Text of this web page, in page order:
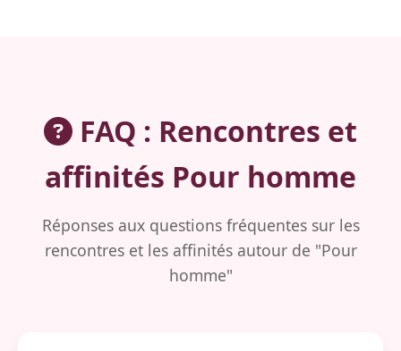
FAQ : Rencontres et
affinités Pour homme
Réponses aux questions fréquentes sur les
rencontres et les affinités autour de "Pour
homme"